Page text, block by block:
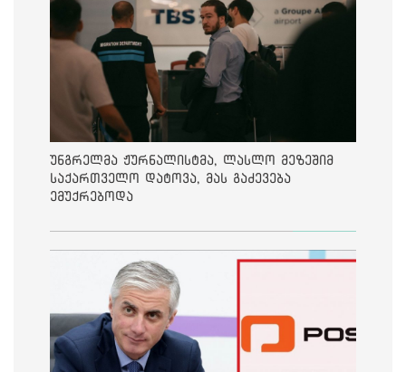
უნგრელმა ჟურნალისტმა, ლასლო მეზეშიმ
საქართველო დატოვა, მას გაძევება
ემუქრებოდა